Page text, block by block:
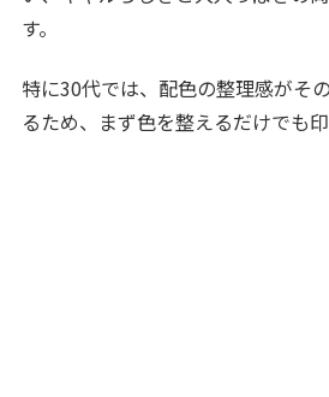
す。
特に30代では、配色の整理感がそ
るため、まず色を整えるだけでも印